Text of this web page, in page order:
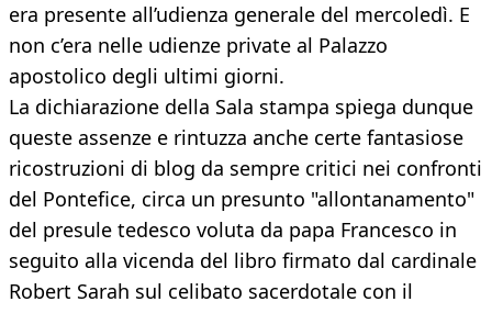
era presente all’udienza generale del mercoledì. E
non c’era nelle udienze private al Palazzo
apostolico degli ultimi giorni.
La dichiarazione della Sala stampa spiega dunque
queste assenze e rintuzza anche certe fantasiose
ricostruzioni di blog da sempre critici nei confronti
del Pontefice, circa un presunto "allontanamento"
del presule tedesco voluta da papa Francesco in
seguito alla vicenda del libro firmato dal cardinale
Robert Sarah sul celibato sacerdotale con il